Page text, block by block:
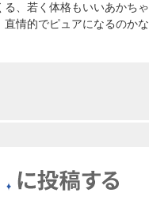
、若く体格もいいあかちゃ
情的でピュアになるのか